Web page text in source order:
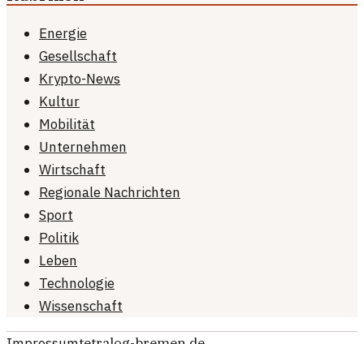
Energie
Gesellschaft
Krypto-News
Kultur
Mobilität
Unternehmen
Wirtschaft
Regionale Nachrichten
Sport
Politik
Leben
Technologie
Wissenschaft